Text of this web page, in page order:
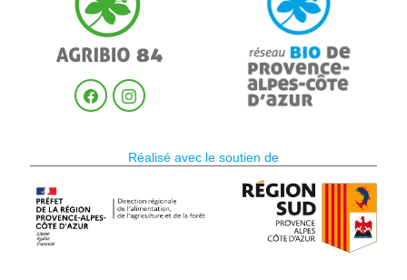
Réalisé avec le soutien de